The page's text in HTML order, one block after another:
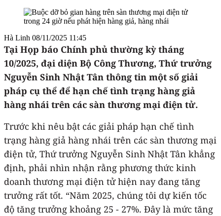
Hà Linh 08/11/2025 11:45
Tại Họp báo Chính phủ thường kỳ tháng
10/2025, đại diện Bộ Công Thương, Thứ trưởng
Nguyễn Sinh Nhật Tân thông tin một số giải
pháp cụ thể để hạn chế tình trạng hàng giả
hàng nhái trên các sàn thương mại điện tử.
Trước khi nêu bật các giải pháp hạn chế tình
trạng hàng giả hàng nhái trên các sàn thương mại
điện tử, Thứ trưởng Nguyễn Sinh Nhật Tân khẳng
định, phải nhìn nhận rằng phương thức kinh
doanh thương mại điện tử hiện nay đang tăng
trưởng rất tốt. “Năm 2025, chúng tôi dự kiến tốc
độ tăng trưởng khoảng 25 - 27%. Đây là mức tăng